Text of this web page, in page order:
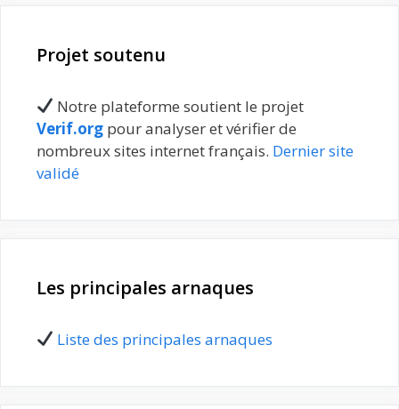
Projet soutenu
Notre plateforme soutient le projet
Verif.org pour analyser et vérifier de
nombreux sites internet français. Dernier site
validé
Les principales arnaques
Liste des principales arnaques